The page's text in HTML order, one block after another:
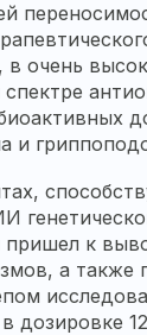
очень
и
пришел к
а также
дозировке